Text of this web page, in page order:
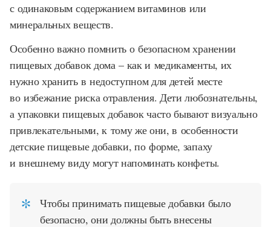
с одинаковым содержанием витаминов или
минеральных веществ.
Особенно важно помнить о безопасном хранении
пищевых добавок дома – как и медикаменты, их
нужно хранить в недоступном для детей месте
во избежание риска отравления. Дети любознательны,
а упаковки пищевых добавок часто бывают визуально
привлекательными, к тому же они, в особенности
детские пищевые добавки, по форме, запаху
и внешнему виду могут напоминать конфеты.
Чтобы принимать пищевые добавки было
безопасно, они должны быть внесены